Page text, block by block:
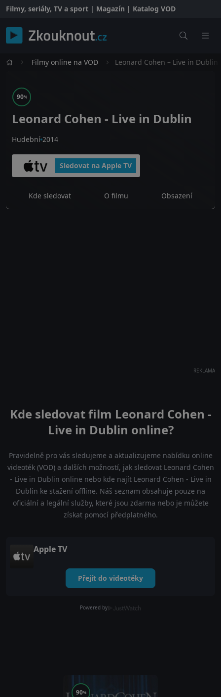
Filmy, seriály, TV a sport | Magazín | Katalog VOD
Filmy online na VOD Leonard Cohen – Live in Dublin
90%
Leonard Cohen - Live in Dublin
Hudební 2014
Sledovat na Apple TV
Kde sledovat O filmu Obsazení
REKLAMA
Kde sledovat film Leonard Cohen -
Live in Dublin online?
Pravidelně pro vás sledujeme a aktualizujeme nabídku online
videoték (VOD) a dalších možností, jak sledovat Leonard Cohen
- Live in Dublin online nebo kde najít Leonard Cohen - Live in
Dublin ke stažení offline. Náš seznam obsahuje pouze na
oficiální a legální služby, které jsou zdarma nebo je můžete
získat pomocí předplatného.
Apple TV
Přejít do videotéky
Powered by
90%